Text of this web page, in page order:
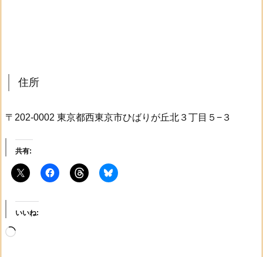
住所
〒202-0002 東京都西東京市ひばりが丘北３丁目５−３
共有:
いいね: